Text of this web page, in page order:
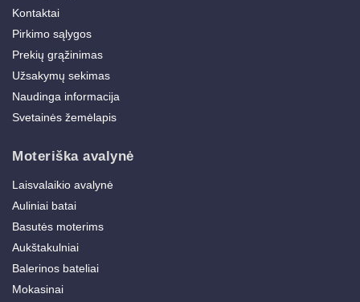
Kontaktai
Pirkimo sąlygos
Prekių grąžinimas
Užsakymų sekimas
Naudinga informacija
Svetainės žemėlapis
Moteriška avalynė
Laisvalaikio avalynė
Auliniai batai
Basutės moterims
Aukštakulniai
Balerinos bateliai
Mokasinai